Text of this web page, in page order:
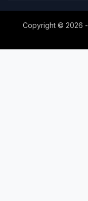
Copyright © 2026